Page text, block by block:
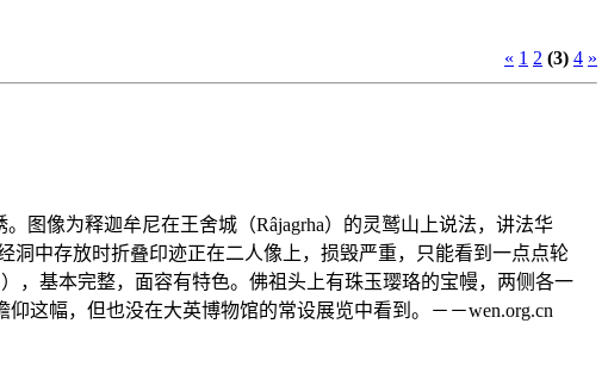
« 1 2 (3) 4 »
图像为释迦牟尼在王舍城（Râjagrha）的灵鹫山上说法，讲法华
洞中存放时折叠印迹正在二人像上，损毁严重，只能看到一点点轮
），基本完整，面容有特色。佛祖头上有珠玉璎珞的宝幔，两侧各一
这幅，但也没在大英博物馆的常设展览中看到。－－wen.org.cn